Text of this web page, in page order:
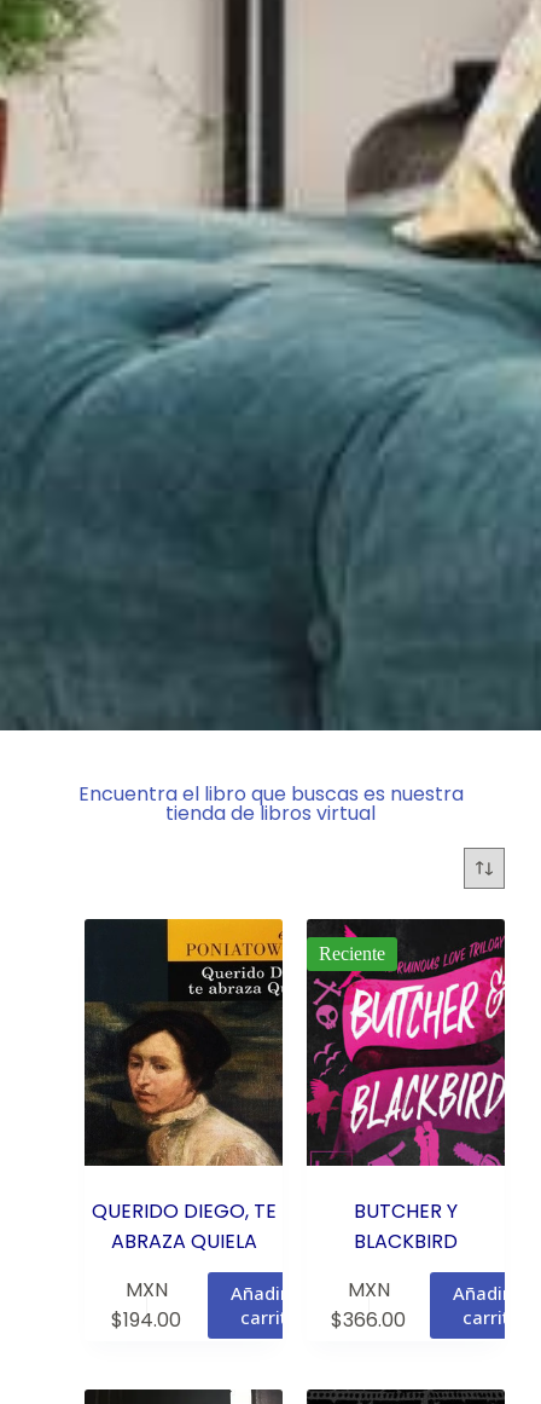
Encuentra el libro que buscas es nuestra
tienda de libros virtual
QUERIDO DIEGO, TE
ABRAZA QUIELA
MXN
$194.00
Añadir al
carrito
Reciente
BUTCHER Y
BLACKBIRD
MXN
$366.00
Añadir al
carrito